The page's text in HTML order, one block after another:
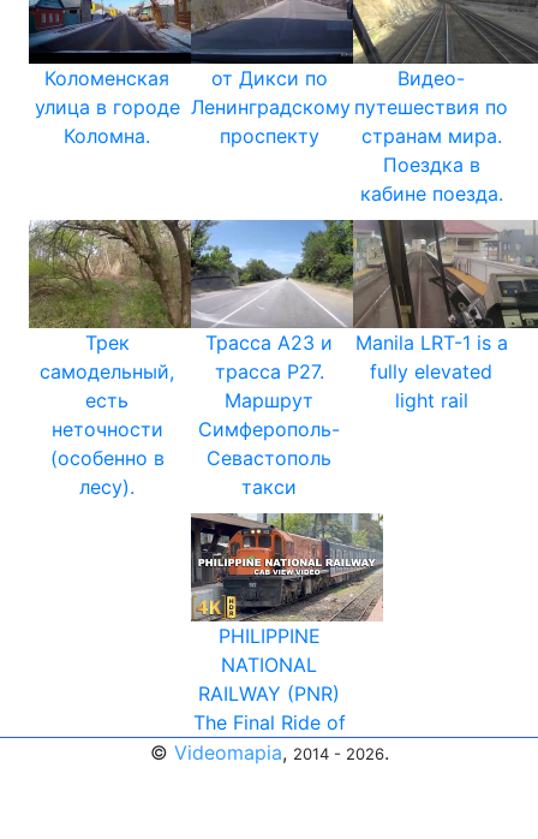
Коломенская
улица в городе
Коломна.
от Дикси по
Ленинградскому
проспекту
Видео-
путешествия по
странам мира.
Поездка в
кабине поезда.
Трек
самодельный,
есть
неточности
(особенно в
лесу).
Трасса А23 и
трасса Р27.
Маршрут
Симферополь-
Севастополь
такси
Manila LRT-1 is a
fully elevated
light rail
PHILIPPINE
NATIONAL
RAILWAY (PNR)
The Final Ride of
© Videomapia, 2014 - 2026.